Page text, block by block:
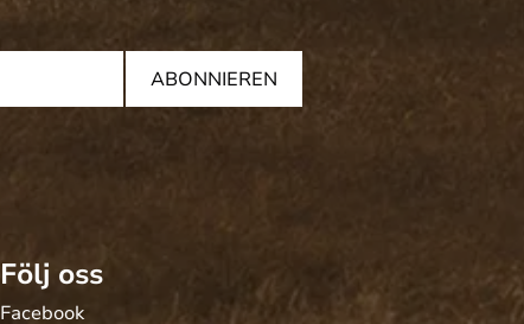
ABONNIEREN
Följ oss
Facebook